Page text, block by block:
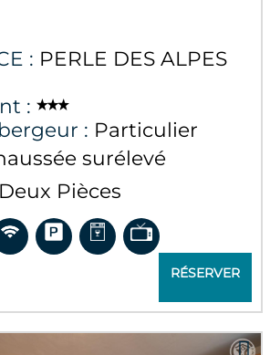
: PERLE DES ALPES
:
: Particulier
surélevé
Deux Pièces
RÉSERVER